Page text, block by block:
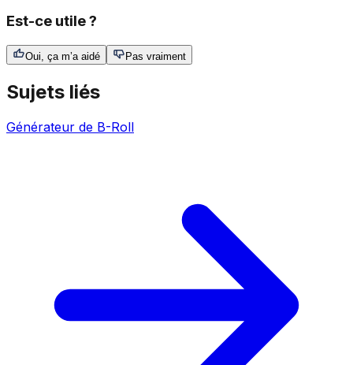
Est-ce utile ?
Oui, ça m’a aidé Pas vraiment
Sujets liés
Générateur de B-Roll